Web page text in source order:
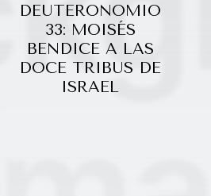
DEUTERONOMIO
33: MOISÉS
BENDICE A LAS
DOCE TRIBUS DE
ISRAEL